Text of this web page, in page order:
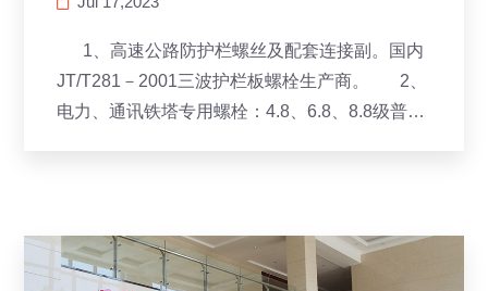
1、高速公路防护栏螺丝及配套连接副。国内
JT/T281－2001三波护栏板螺栓生产商。 2、
电力、通讯铁塔专用螺栓：4.8、6.8、8.8级普通